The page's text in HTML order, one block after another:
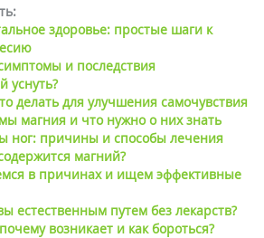
здоровье: простые шаги к
и последствия
уснуть?
делать для улучшения самочувствия
магния и что нужно о них знать
ног: причины и способы лечения
магний?
в причинах и ищем эффективные
естественным путем без лекарств?
возникает и как бороться?